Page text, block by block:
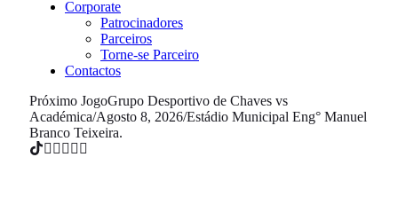
Corporate
Patrocinadores
Parceiros
Torne-se Parceiro
Contactos
Próximo JogoGrupo Desportivo de Chaves vs
Académica/Agosto 8, 2026/Estádio Municipal Eng° Manuel
Branco Teixeira.